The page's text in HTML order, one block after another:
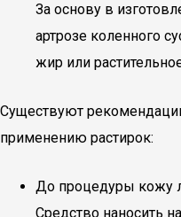
За основу в
артрозе коленного
жир или
Существуют
применению растирок:
До процедуры кожу
Средство наносить